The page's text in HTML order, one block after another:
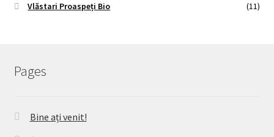
Vlăstari Proaspeți Bio
(11)
Pages
Bine ați venit!